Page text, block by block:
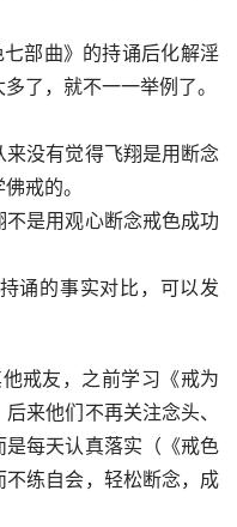
部曲》的持诵后化解淫
了，就不一一举例了。
没有觉得飞翔是用断念
戒的。
不是用观心断念戒色成功
诵的事实对比，可以发
戒友，之前学习《戒为
来他们不再关注念头、
每天认真落实（《戒色
练自会，轻松断念，成